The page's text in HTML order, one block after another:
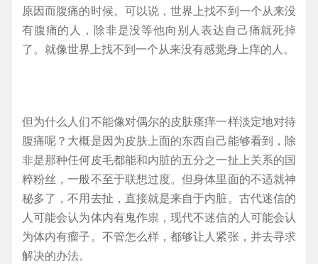
原因而腹痛的时候。可以说，世界上找不到一个从来没
有腹痛的人，除非是没等他向别人表达自己痛就死掉
了。就像世界上找不到一个从来没有感觉身上痒的人。
但为什么人们不能像对偶尔的皮肤瘙痒一样淡定地对待
腹痛呢？大概是因为皮肤上面的东西自己能够看到，除
非是那种任何皮毛都能和内脏的五分之一扯上关系的国
粹粉丝，一般不至于联想过度。但身体里面的不适就神
秘多了，不用去扯，直接就是来自于内脏。古代迷信的
人可能会认为体内有鬼作祟，现代不迷信的人可能会认
为体内有瘤子。不管怎么样，都够让人紧张，并去寻求
解决的办法。